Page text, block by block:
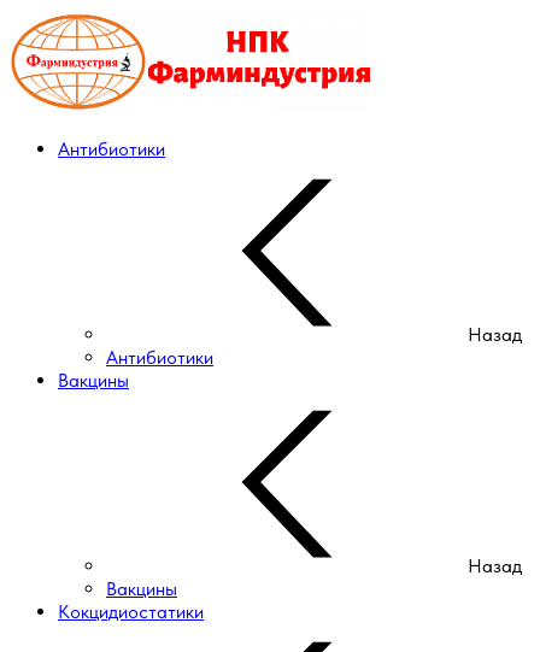
Антибиотики
Назад
Антибиотики
Вакцины
Назад
Вакцины
Кокцидиостатики